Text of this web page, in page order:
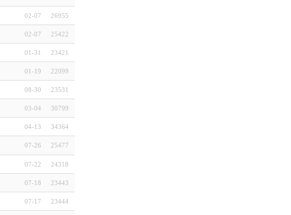
02-07 26955
02-07 25422
01-31 23421
01-19 22099
08-30 23531
03-04 30799
04-13 34364
07-26 25477
07-22 24318
07-18 23443
07-17 23444